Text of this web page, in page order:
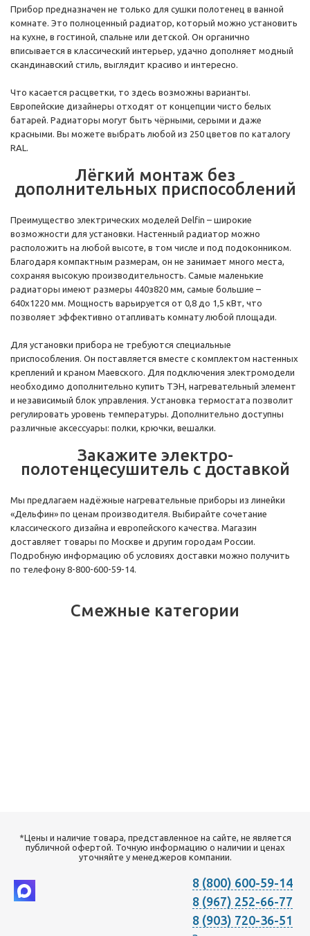
Прибор предназначен не только для сушки полотенец в ванной
комнате. Это полноценный радиатор, который можно установить
на кухне, в гостиной, спальне или детской. Он органично
вписывается в классический интерьер, удачно дополняет модный
скандинавский стиль, выглядит красиво и интересно.
Что касается расцветки, то здесь возможны варианты.
Европейские дизайнеры отходят от концепции чисто белых
батарей. Радиаторы могут быть чёрными, серыми и даже
красными. Вы можете выбрать любой из 250 цветов по каталогу
RAL.
Лёгкий монтаж без
дополнительных приспособлений
Преимущество электрических моделей Delfin – широкие
возможности для установки. Настенный радиатор можно
расположить на любой высоте, в том числе и под подоконником.
Благодаря компактным размерам, он не занимает много места,
сохраняя высокую производительность. Самые маленькие
радиаторы имеют размеры 440з820 мм, самые большие –
640х1220 мм. Мощность варьируется от 0,8 до 1,5 кВт, что
позволяет эффективно отапливать комнату любой площади.
Для установки прибора не требуются специальные
приспособления. Он поставляется вместе с комплектом настенных
креплений и краном Маевского. Для подключения электромодели
необходимо дополнительно купить ТЭН, нагревательный элемент
и независимый блок управления. Установка термостата позволит
регулировать уровень температуры. Дополнительно доступны
различные аксессуары: полки, крючки, вешалки.
Закажите электро-
полотенцесушитель с доставкой
Мы предлагаем надёжные нагревательные приборы из линейки
«Дельфин» по ценам производителя. Выбирайте сочетание
классического дизайна и европейского качества. Магазин
доставляет товары по Москве и другим городам России.
Подробную информацию об условиях доставки можно получить
по телефону 8-800-600-59-14.
Смежные категории
*Цены и наличие товара, представленное на сайте, не является
публичной офертой. Точную информацию о наличии и ценах
уточняйте у менеджеров компании.
8 (800) 600-59-14
8 (967) 252-66-77
8 (903) 720-36-51